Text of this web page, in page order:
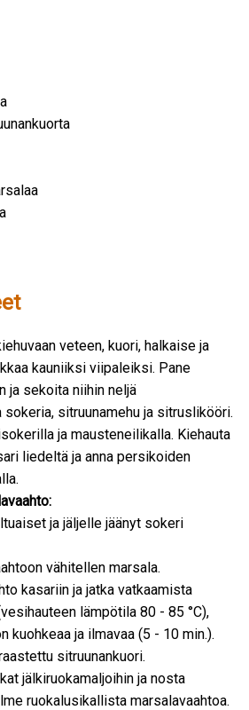
veteen, kuori, halkaise ja
kauniiksi viipaleiksi. Pane
ja sekoita niihin neljä
sitruunamehu ja sitruslikööri.
ja mausteneilikalla. Kiehauta
liedeltä ja anna persikoiden
ja jäljelle jäänyt sokeri
vähitellen marsala.
kasariin ja jatka vatkaamista
lämpötila 80 - 85 °C),
kuohkeaa ja ilmavaa (5 - 10 min.).
sitruunankuori.
jälkiruokamaljoihin ja nosta
ruokalusikallista marsalavaahtoa.